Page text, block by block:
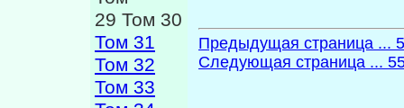
29 Том 30
Том 31
Том 32
Том 33
Предыдущая страница ...
Следующая страница ...